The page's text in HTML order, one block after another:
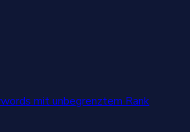
mit unbegrenztem Rank